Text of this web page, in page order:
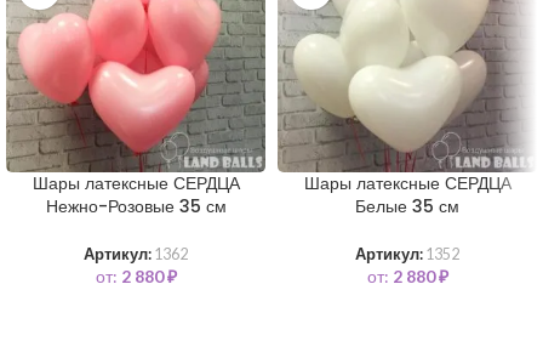
Шары латексные СЕРДЦА
Нежно-Розовые 35 см
Артикул: 1362
от: 2 880₽
Шары латексные СЕРДЦА
Белые 35 см
Артикул: 1352
от: 2 880₽